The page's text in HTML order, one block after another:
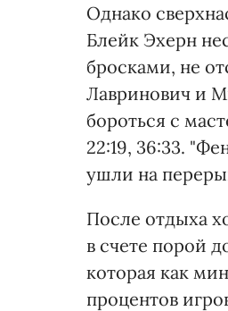
Однако
Блейк Эхерн
бросками, не
Лавринович и
бороться с
22:19, 36:33.
ушли на
После отдыха
в счете порой
которая как
процентов